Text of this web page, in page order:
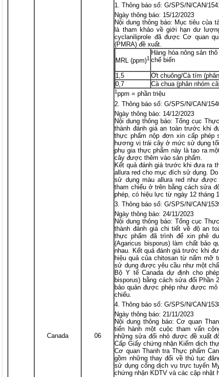
Canada 06
Thông báo số: G/SPS/N/CAN/
Ngày thông báo: 15/12/2023
Nội dung thông báo: Mục tiêu của
là tham khảo về giới hạn dư
cyclaniliprole đã được Cơ quan
(PMRA) đề xuất.
MRL (ppm)1
Hàng hóa nông sản
chế biến
1,5
Ớt chuông/Cà tím
0,7
Cà chua (phân nhóm
1ppm = phần triệu
Thông báo số: G/SPS/N/CAN/
Ngày thông báo: 14/12/2023
Nội dung thông báo: Tổng cục
thành đánh giá an toàn trước khi
thực phẩm nộp đơn xin cấp phép
hương vị trái cây ở mức sử dụng
phụ gia thực phẩm này là tạo ra
cây được thêm vào sản phẩm.
Kết quả đánh giá trước khi đưa ra
allura red cho mục đích sử dụng.
sử dụng màu allura red như
tham chiếu ở trên bằng cách sửa
phép, có hiệu lực từ ngày 12 tháng
Thông báo số: G/SPS/N/CAN/
Ngày thông báo: 24/11/2023
Nội dung thông báo: Tổng cục
thành đánh giá chi tiết về độ an
thực phẩm đã trình để xin phê
(Agaricus bisporus) làm chất bảo
nhau. Kết quả đánh giá trước khi
hiệu quả của chitosan từ nấm mỡ
sử dụng được yêu cầu như một
Bộ Y tế Canada dự định cho
bisporus) bằng cách sửa đổi Phần
bảo quản được phép như được
chiếu.
Thông báo số: G/SPS/N/CAN/
Ngày thông báo: 21/11/2023
Nội dung thông báo: Cơ quan
tiến hành một cuộc tham vấn
những sửa đổi nhỏ được đề xuất
Cấp Giấy chứng nhận Kiểm dịch
Cơ quan Thanh tra Thực phẩm
gồm những thay đổi về thủ tục
sử dụng cổng dịch vụ trực tuyến
chứng nhận KDTV và các cập nhật